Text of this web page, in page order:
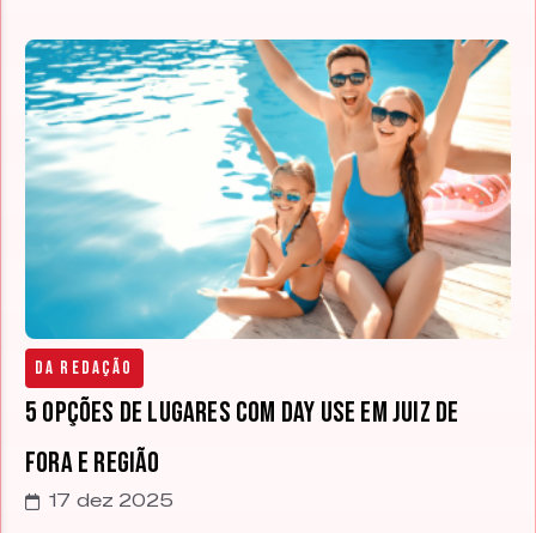
Da Redação
5 opções de lugares com day use em Juiz de
Fora e região
17 dez 2025